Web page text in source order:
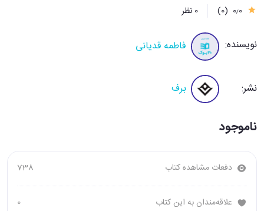
0٫0 (0) 0 نظر
نویسنده: فاطمه قدیانی
نشر: برف
ناموجود
دفعات مشاهده کتاب 738
علاقه‌مندان به این کتاب 0